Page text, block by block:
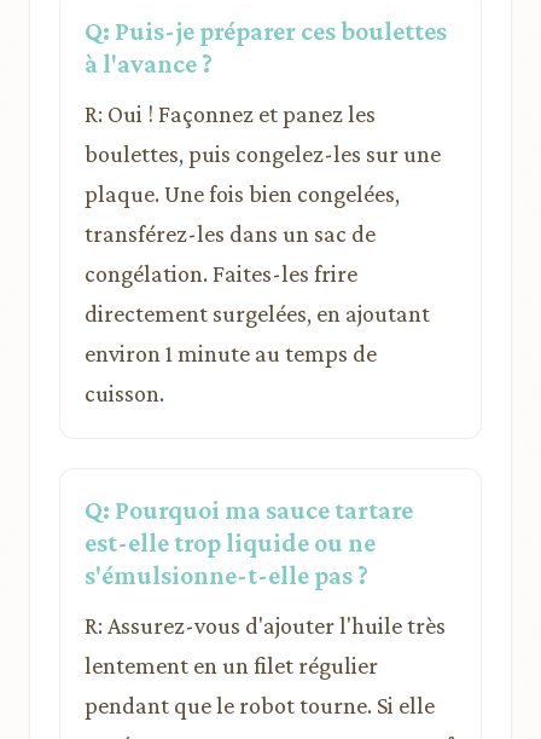
Q: Puis-je préparer ces boulettes
à l'avance ?
R: Oui ! Façonnez et panez les
boulettes, puis congelez-les sur une
plaque. Une fois bien congelées,
transférez-les dans un sac de
congélation. Faites-les frire
directement surgelées, en ajoutant
environ 1 minute au temps de
cuisson.
Q: Pourquoi ma sauce tartare
est-elle trop liquide ou ne
s'émulsionne-t-elle pas ?
R: Assurez-vous d'ajouter l'huile très
lentement en un filet régulier
pendant que le robot tourne. Si elle